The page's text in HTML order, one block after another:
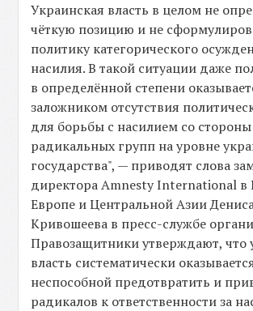
Украинская власть в целом не
чёткую позицию и не
политику категорического
насилия. В такой ситуации даже
в определённой степени
заложником отсутствия
для борьбы с насилием со стороны
радикальных групп на уровне
государства", — приводят слова
директора Amnesty International в
Европе и Центральной Азии
Кривошеева в пресс-службе
Правозащитники утверждают, что
власть систематически
неспособной предотвратить и
радикалов к ответственности за